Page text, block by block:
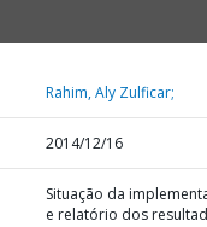
Rahim, Aly Zulficar;
2014/12/16
Situação da
e relatório dos